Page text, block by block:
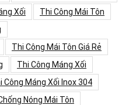
Xối
Thi Công Mái Tôn
Thi Công Mái Tôn Giá Rẻ
Thi Công Máng Xối
Công Máng Xối Inox 304
Nóng Mái Tôn